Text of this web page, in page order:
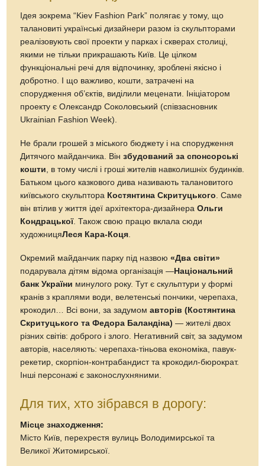
Ідея зокрема “Kiev Fashion Park” полягає у тому, що
талановиті українські дизайнери разом із скульпторами
реалізовують свої проекти у парках і скверах столиці,
якими не тільки прикрашають Київ. Це цілком
функціональні речі для відпочинку, зроблені якісно і
добротно. І що важливо, кошти, затрачені на
спорудження об’єктів, виділили меценати. Ініціатором
проекту є Олександр Соколовський (співзасновник
Ukrainian Fashion Week).
Не брали грошей з міського бюджету і на спорудження
Дитячого майданчика. Вінзбудований за спонсорські
кошти, в тому числі і гроші жителів навколишніх будинків.
Батьком цього казкового дива називають талановитого
київського скульптора Костянтина Скритуцького. Саме
він втілив у життя ідеї архітектора-дизайнераОльги
Кондрацької. Також свою працю вклала сюди
художницяЛеся Кара-Коця.
Окремий майданчик парку під назвою«Два світи»
подарувала дітям відома організація — Національний
банк України минулого року. Тут є скульптури у формі
кранів з краплями води, велетенські пончики, черепаха,
крокодил… Всі вони, за задумомавторів (Костянтина
Скритуцького та Федора Баландіна) — жителі двох
різних світів: доброго і злого. Негативний світ, за задумом
авторів, населяють: черепаха-тіньова економіка, павук-
рекетир, скорпіон-контрабандист та крокодил-бюрократ.
Інші персонажі є законослухняними.
Для тих, хто зібрався в дорогу:
Місце знаходження:
Місто Київ, перехрестя вулиць Володимирської та
Великої Житомирської.